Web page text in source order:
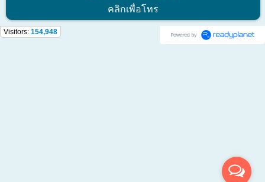
คลิกเพื่อโทร
Visitors: 154,948